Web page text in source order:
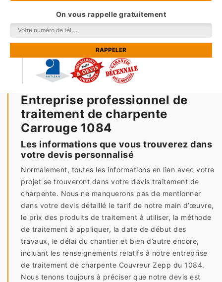
On vous rappelle gratuitement
Entreprise professionnel de
traitement de charpente
Carrouge 1084
Les informations que vous trouverez dans
votre devis personnalisé
Normalement, toutes les informations en lien avec votre
projet se trouveront dans votre devis traitement de
charpente. Nous ne manquerons pas de mentionner
dans votre devis détaillé le tarif de notre main d’œuvre,
le prix des produits de traitement à utiliser, la méthode
de traitement à appliquer, la date de début des
travaux, le délai du chantier et bien d’autre encore,
incluant les renseignements relatifs à notre entreprise
de traitement de charpente Couvreur Zepp du 1084.
Nous tenons toujours à préciser que notre devis est